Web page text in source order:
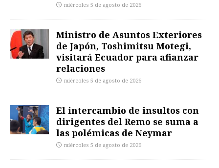
miércoles 5 de agosto de 2026
Ministro de Asuntos Exteriores
de Japón, Toshimitsu Motegi,
visitará Ecuador para afianzar
relaciones
miércoles 5 de agosto de 2026
El intercambio de insultos con
dirigentes del Remo se suma a
las polémicas de Neymar
miércoles 5 de agosto de 2026